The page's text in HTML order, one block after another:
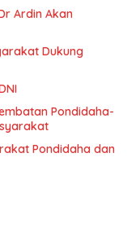
Ardin Akan
Dukung
Pondidaha-
Pondidaha dan